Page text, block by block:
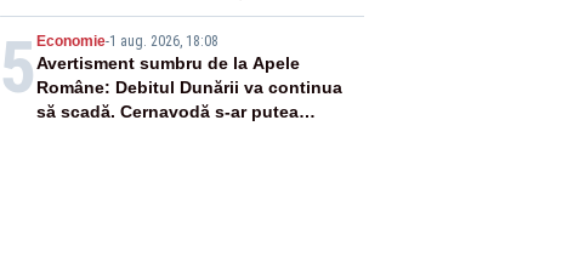
pensii
5 Economie-1 aug. 2026, 18:08
Avertisment sumbru de la Apele
Române: Debitul Dunării va continua
să scadă. Cernavodă s-ar putea